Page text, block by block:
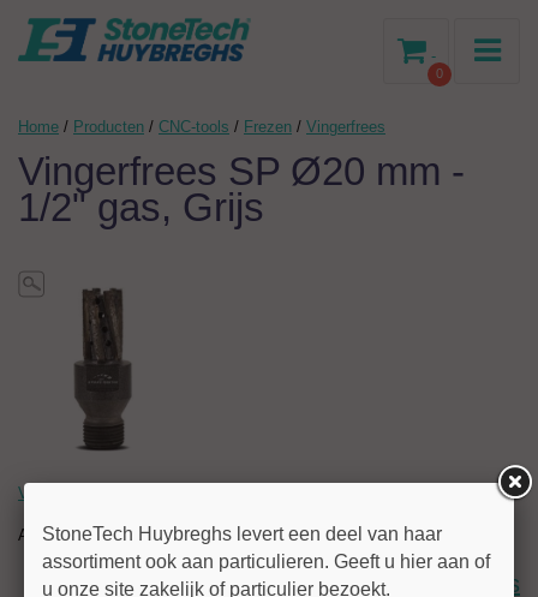
0
-
Home / Producten / CNC-tools / Frezen / Vingerfrees
Vingerfrees SP Ø20 mm -
1/2" gas, Grijs
Vingerfrees SP Ø20 mm - 1/2" gas, Grijs
Artikelnr:031357
Login voor prijs
StoneTech Huybreghs levert een deel van haar
assortiment ook aan particulieren. Geeft u hier aan of
u onze site zakelijk of particulier bezoekt.